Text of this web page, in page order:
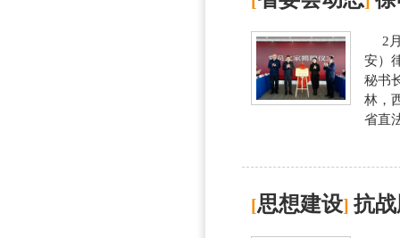
2月
安）
秘书
林，
省直
[思想建设] 抗